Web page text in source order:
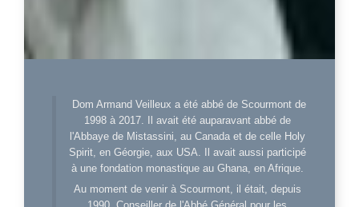
Dom Armand Veilleux a été abbé de Scourmont de
1998 à 2017. Il avait été auparavant abbé de
l'Abbaye de Mistassini, au Canada et de celle Holy
Spirit, en Géorgie, aux USA. Il avait aussi participé
à une fondation monastique au Ghana, en Afrique.
Au moment de venir à Scourmont, il était, depuis